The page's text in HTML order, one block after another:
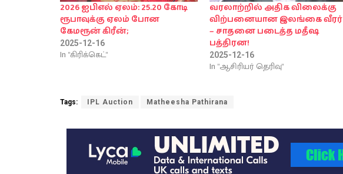
2026 ஐபிஎல் ஏலம்: 25.20 கோடி
ரூபாவுக்கு ஏலம் போன
கேமரூன் கிரீன்;
2025-12-16
In "கிரிக்கெட்"
வரலாற்றில் அதிக விலைக்கு
விற்பனையான இலங்கை வீரர்
– சாதனை படைத்த மதீஷ
பத்திரன!
2025-12-16
In "ஆசிரியர் தெரிவு"
Tags: IPL Auction Matheesha Pathirana